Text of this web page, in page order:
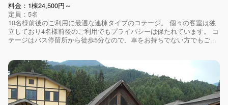
料金：1棟24,500円～
定員：5名
10名様前後のご利用に最適な連棟タイプのコテージ。 個々の客室は独
立しており4名様前後のご利用でもプライバシーは保たれています。 コ
テージはバス停留所から徒歩5分なので、車をお持ちでない方でもご...